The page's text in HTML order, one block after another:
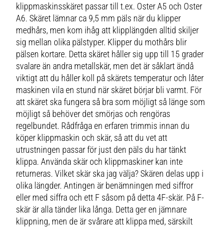
klippmaskinsskäret passar till t.ex. Oster A5 och Oster
A6. Skäret lämnar ca 9,5 mm päls när du klipper
medhårs, men kom ihåg att klipplängden alltid skiljer
sig mellan olika pälstyper. Klipper du mothårs blir
pälsen kortare. Detta skäret håller sig upp till 15 grader
svalare än andra metallskär, men det är såklart ändå
viktigt att du håller koll på skärets temperatur och låter
maskinen vila en stund när skäret börjar bli varmt. För
att skäret ska fungera så bra som möjligt så länge som
möjligt så behöver det smörjas och rengöras
regelbundet. Rådfråga en erfaren trimmis innan du
köper klippmaskin och skär, så att du vet att
utrustningen passar för just den päls du har tänkt
klippa. Använda skär och klippmaskiner kan inte
returneras. Vilket skär ska jag välja? Skären delas upp i
olika längder. Antingen är benämningen med siffror
eller med siffra och ett F såsom på detta 4F-skär. På F-
skär är alla tänder lika långa. Detta ger en jämnare
klippning, men de är svårare att klippa med, särskilt